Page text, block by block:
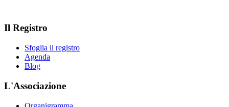
Il Registro
Sfoglia il registro
Agenda
Blog
L'Associazione